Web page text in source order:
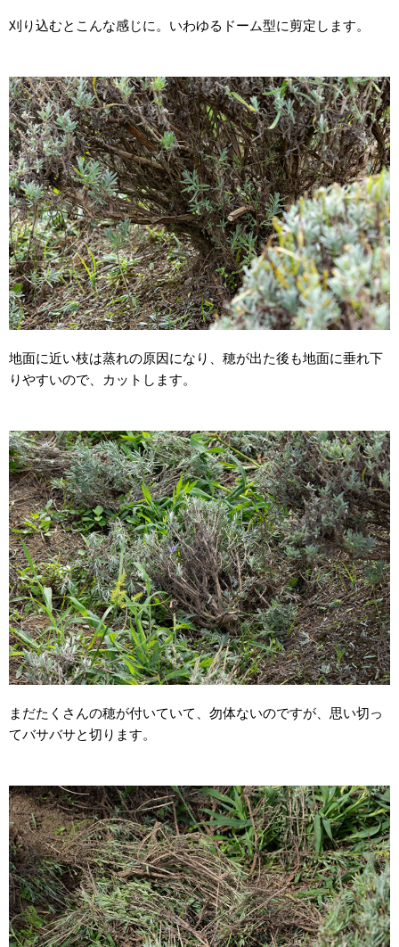
刈り込むとこんな感じに。いわゆるドーム型に剪定します。
地面に近い枝は蒸れの原因になり、穂が出た後も地面に垂れ下
りやすいので、カットします。
まだたくさんの穂が付いていて、勿体ないのですが、思い切っ
てバサバサと切ります。